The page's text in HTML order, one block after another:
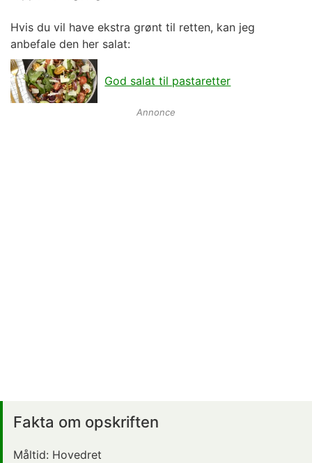
Hvis du vil have ekstra grønt til retten, kan jeg
anbefale den her salat:
God salat til pastaretter
Annonce
Fakta om opskriften
Måltid: Hovedret